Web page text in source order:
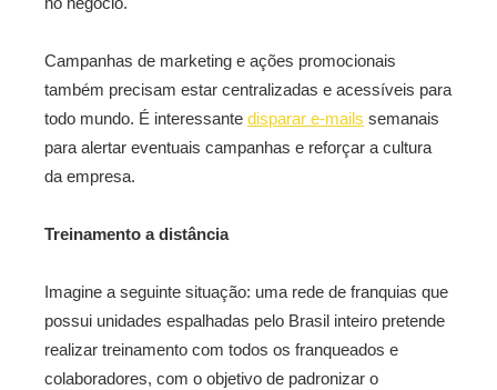
Campanhas de marketing e ações promocionais
também precisam estar centralizadas e acessíveis para
todo mundo. É interessante disparar e-mails semanais
para alertar eventuais campanhas e reforçar a cultura
da empresa.
Treinamento a distância
Imagine a seguinte situação: uma rede de franquias que
possui unidades espalhadas pelo Brasil inteiro pretende
realizar treinamento com todos os franqueados e
colaboradores, com o objetivo de padronizar o